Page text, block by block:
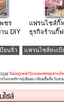
ชร
น DIY
แฟรนไชส์กิ๊
ธุรกิจร้านกิ๊
ยนจิ๋ว
แฟรนไชส์ทะเบี
ชส์